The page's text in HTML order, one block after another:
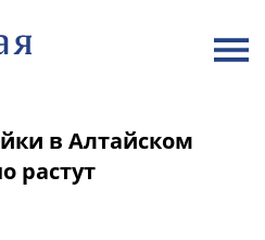
в Алтайском
растут